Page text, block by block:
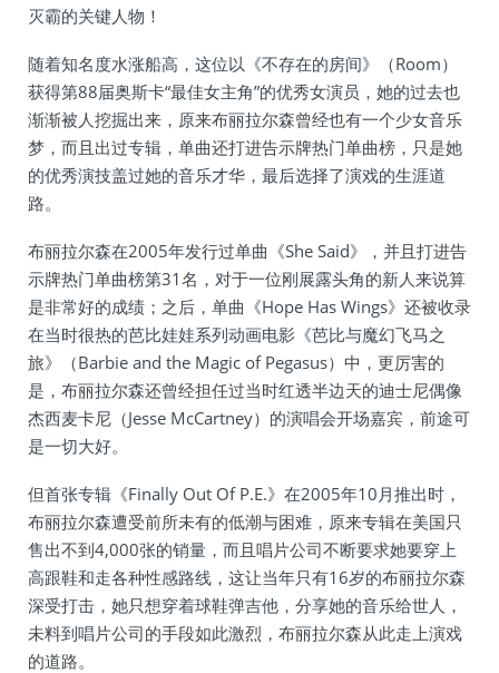
灭霸的关键人物！
随着知名度水涨船高，这位以《不存在的房间》（Room）
获得第88届奥斯卡“最佳女主角”的优秀女演员，她的过去也
渐渐被人挖掘出来，原来布丽拉尔森曾经也有一个少女音乐
梦，而且出过专辑，单曲还打进告示牌热门单曲榜，只是她
的优秀演技盖过她的音乐才华，最后选择了演戏的生涯道
路。
布丽拉尔森在2005年发行过单曲《She Said》，并且打进告
示牌热门单曲榜第31名，对于一位刚展露头角的新人来说算
是非常好的成绩；之后，单曲《Hope Has Wings》还被收录
在当时很热的芭比娃娃系列动画电影《芭比与魔幻飞马之
旅》（Barbie and the Magic of Pegasus）中，更厉害的
是，布丽拉尔森还曾经担任过当时红透半边天的迪士尼偶像
杰西麦卡尼（Jesse McCartney）的演唱会开场嘉宾，前途可
是一切大好。
但首张专辑《Finally Out Of P.E.》在2005年10月推出时，
布丽拉尔森遭受前所未有的低潮与困难，原来专辑在美国只
售出不到4,000张的销量，而且唱片公司不断要求她要穿上
高跟鞋和走各种性感路线，这让当年只有16岁的布丽拉尔森
深受打击，她只想穿着球鞋弹吉他，分享她的音乐给世人，
未料到唱片公司的手段如此激烈，布丽拉尔森从此走上演戏
的道路。